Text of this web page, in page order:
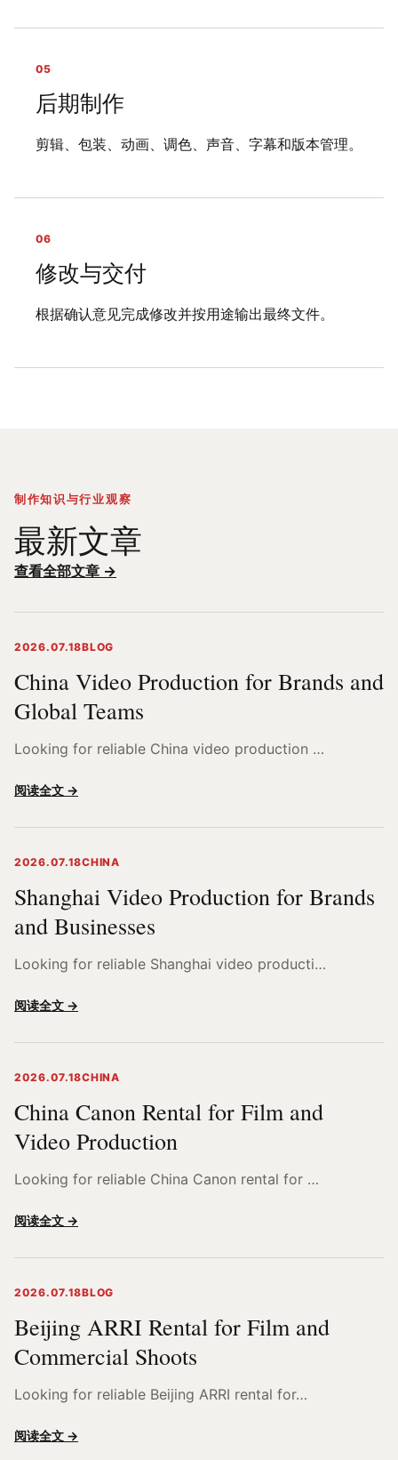
05
后期制作
剪辑、包装、动画、调色、声音、字幕和版本管理。
06
修改与交付
根据确认意见完成修改并按用途输出最终文件。
制作知识与行业观察
最新文章
查看全部文章 →
2026.07.18BLOG
China Video Production for Brands and
Global Teams
Looking for reliable China video production …
阅读全文 →
2026.07.18CHINA
Shanghai Video Production for Brands
and Businesses
Looking for reliable Shanghai video producti…
阅读全文 →
2026.07.18CHINA
China Canon Rental for Film and
Video Production
Looking for reliable China Canon rental for …
阅读全文 →
2026.07.18BLOG
Beijing ARRI Rental for Film and
Commercial Shoots
Looking for reliable Beijing ARRI rental for…
阅读全文 →